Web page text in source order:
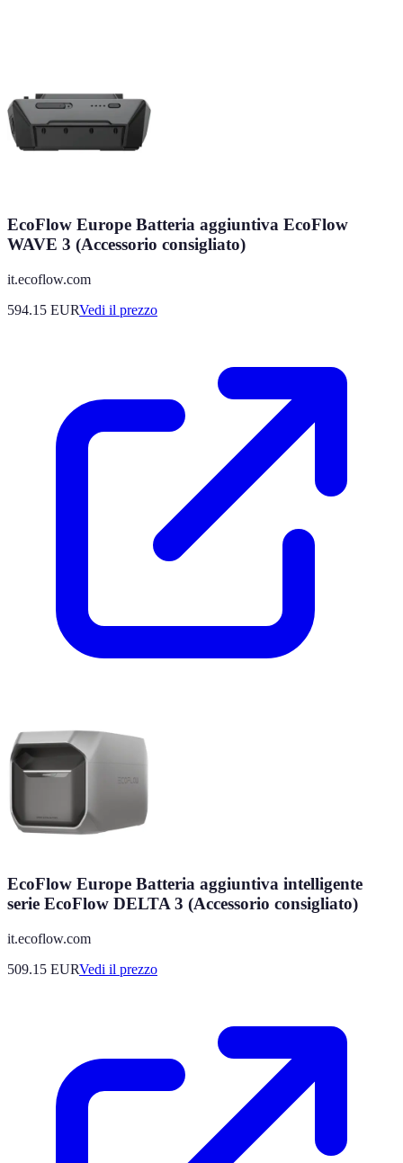
EcoFlow Europe Batteria aggiuntiva EcoFlow
WAVE 3 (Accessorio consigliato)
it.ecoflow.com
594.15 EURVedi il prezzo
EcoFlow Europe Batteria aggiuntiva intelligente
serie EcoFlow DELTA 3 (Accessorio consigliato)
it.ecoflow.com
509.15 EURVedi il prezzo